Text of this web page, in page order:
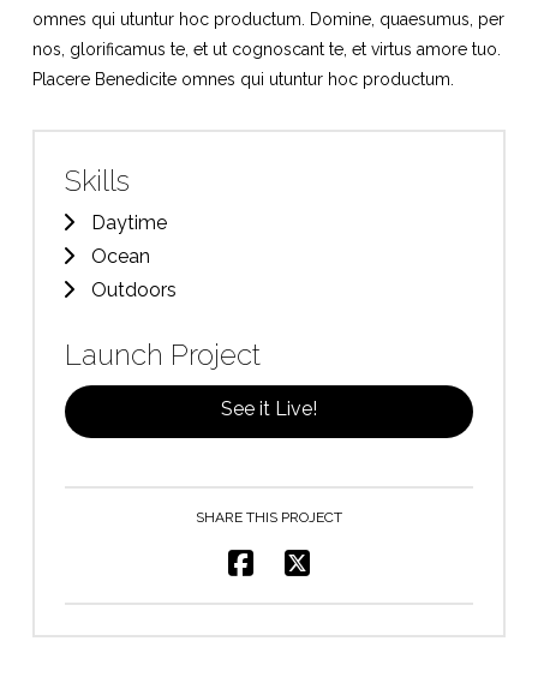
omnes qui utuntur hoc productum. Domine, quaesumus, per
nos, glorificamus te, et ut cognoscant te, et virtus amore tuo.
Placere Benedicite omnes qui utuntur hoc productum.
Skills
Daytime
Ocean
Outdoors
Launch Project
See it Live!
SHARE THIS PROJECT